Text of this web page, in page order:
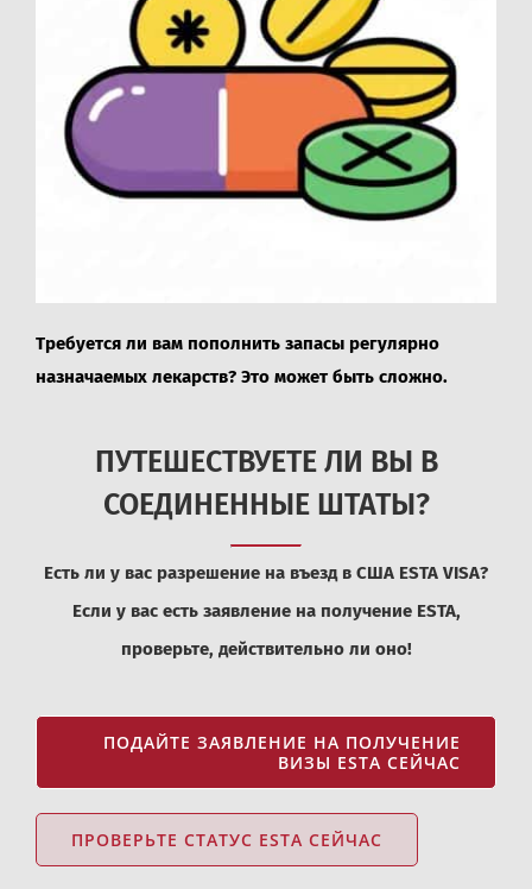
Требуется ли вам пополнить запасы регулярно
назначаемых лекарств? Это может быть сложно.
ПУТЕШЕСТВУЕТЕ ЛИ ВЫ В
СОЕДИНЕННЫЕ ШТАТЫ?
Есть ли у вас разрешение на въезд в США ESTA VISA?
Если у вас есть заявление на получение ESTA,
проверьте, действительно ли оно!
ПОДАЙТЕ ЗАЯВЛЕНИЕ НА ПОЛУЧЕНИЕ
ВИЗЫ ESTA СЕЙЧАС
ПРОВЕРЬТЕ СТАТУС ESTA СЕЙЧАС